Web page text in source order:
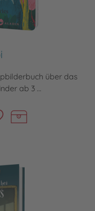
über das
ab 3 ...